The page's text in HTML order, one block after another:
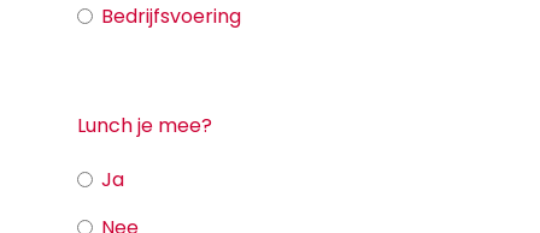
Bedrijfsvoering
Lunch je mee?
Ja
Nee